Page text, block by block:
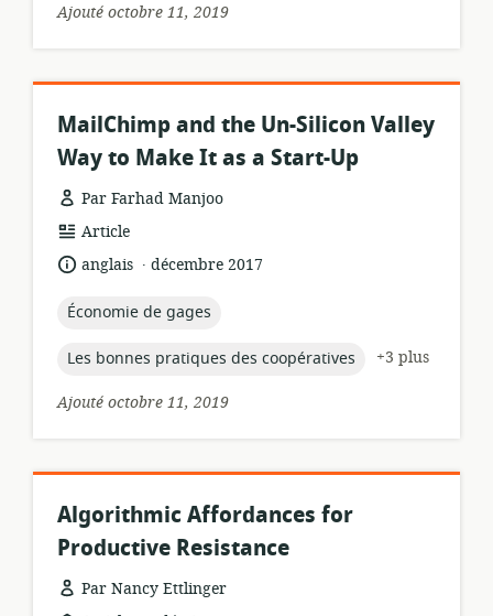
Ajouté octobre 11, 2019
MailChimp and the Un-Silicon Valley
Way to Make It as a Start-Up
Par Farhad Manjoo
Format
ressource:
Article
langue:
anglais .
date
publication:
décembre 2017
topic:
Économie de gages
topic:
Les bonnes pratiques des coopératives
+3 plus
Ajouté octobre 11, 2019
Algorithmic Affordances for
Productive Resistance
Par Nancy Ettlinger